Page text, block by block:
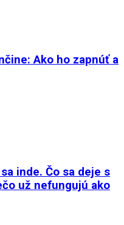
Ako ho zapnúť a
inde. Čo sa deje s
už nefungujú ako